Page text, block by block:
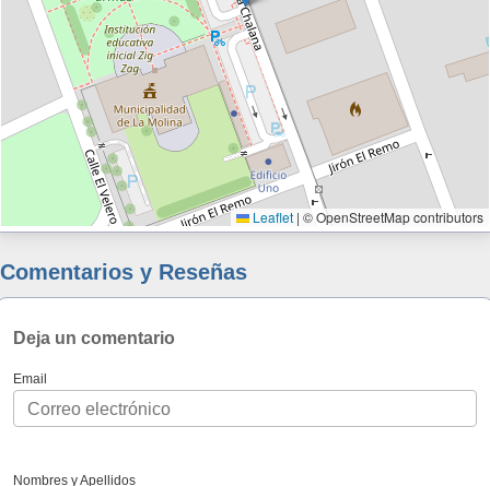
Leaflet | © OpenStreetMap contributors
Comentarios y Reseñas
Deja un comentario
Email
Nombres y Apellidos